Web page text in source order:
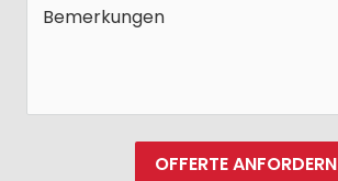
OFFERTE ANFORDERN